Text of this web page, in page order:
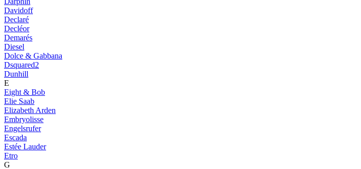
Davidoff
Declaré
Decléor
Demarés
Diesel
Dolce & Gabbana
Dsquared2
Dunhill
E
Eight & Bob
Elie Saab
Elizabeth Arden
Embryolisse
Engelsrufer
Escada
Estée Lauder
Etro
G